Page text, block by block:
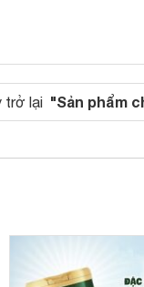
trở lại "Sản phẩm